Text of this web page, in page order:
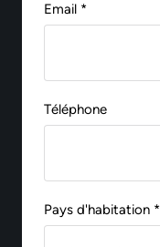
Email *
Téléphone
Pays d'habitation *